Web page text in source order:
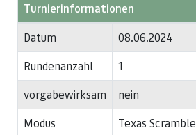
Turnierinformationen
Datum
08.06.2024
Rundenanzahl
1
vorgabewirksam
nein
Modus
Texas Scramble